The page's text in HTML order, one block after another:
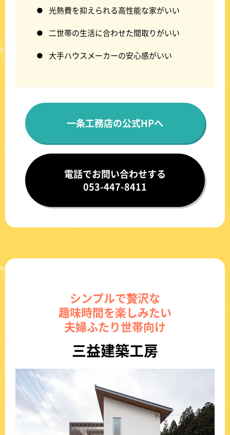
光熱費を抑えられる高性能な家がいい
二世帯の生活に合わせた間取りがいい
大手ハウスメーカーの安心感がいい
一条工務店の公式HPへ
電話でお問い合わせする
053-447-8411
シンプルで贅沢な
趣味時間を楽しみたい
夫婦ふたり世帯向け
三益建築工房